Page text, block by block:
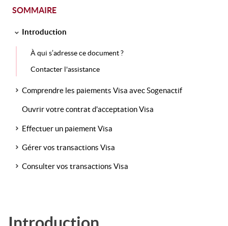
SOMMAIRE
Introduction
À qui s’adresse ce document ?
Contacter l'assistance
Comprendre les paiements Visa avec Sogenactif
Ouvrir votre contrat d'acceptation Visa
Effectuer un paiement Visa
Gérer vos transactions Visa
Consulter vos transactions Visa
Introduction